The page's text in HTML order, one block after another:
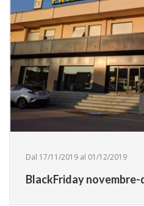
Dal 17/11/2019 al 01/12/2019
BlackFriday novembre-